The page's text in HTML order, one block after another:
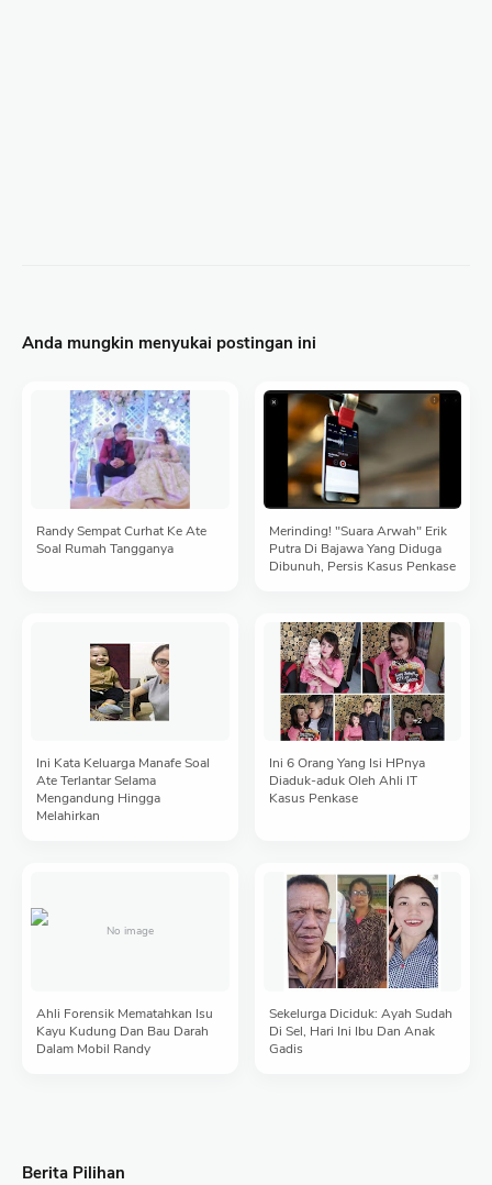
Anda mungkin menyukai postingan ini
Randy Sempat Curhat Ke Ate
Soal Rumah Tangganya
Merinding! "Suara Arwah" Erik
Putra Di Bajawa Yang Diduga
Dibunuh, Persis Kasus Penkase
Ini Kata Keluarga Manafe Soal
Ate Terlantar Selama
Mengandung Hingga
Melahirkan
Ini 6 Orang Yang Isi HPnya
Diaduk-aduk Oleh Ahli IT
Kasus Penkase
Ahli Forensik Mematahkan Isu
Kayu Kudung Dan Bau Darah
Dalam Mobil Randy
Sekelurga Diciduk: Ayah Sudah
Di Sel, Hari Ini Ibu Dan Anak
Gadis
Berita Pilihan